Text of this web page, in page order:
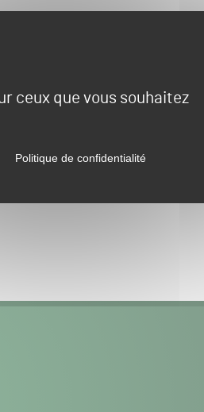
ceux que vous souhaitez
Politique de confidentialité